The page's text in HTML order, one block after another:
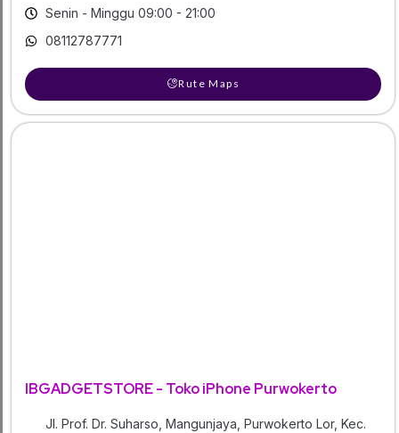
Senin - Minggu 09:00 - 21:00
08112787771
Rute Maps
IBGADGETSTORE - Toko iPhone Purwokerto
Jl. Prof. Dr. Suharso, Mangunjaya, Purwokerto Lor, Kec.